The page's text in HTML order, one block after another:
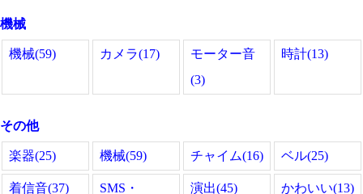
機械
機械(59) カメラ(17)
モーター音
(3)
時計(13)
その他
楽器(25) 機械(59) チャイム(16) ベル(25)
着信音(37)
SMS・
演出(45) かわいい(13)